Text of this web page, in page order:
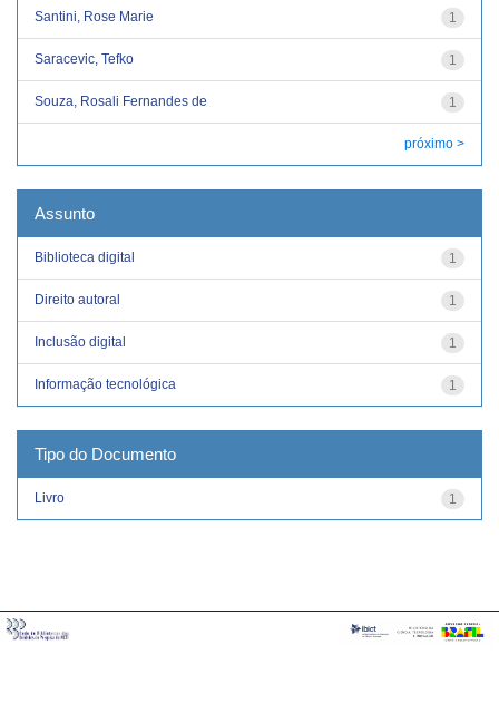
1
Santini, Rose Marie
1
Saracevic, Tefko
1
Souza, Rosali Fernandes de
próximo >
Assunto
1
Biblioteca digital
1
Direito autoral
1
Inclusão digital
1
Informação tecnológica
Tipo do Documento
1
Livro